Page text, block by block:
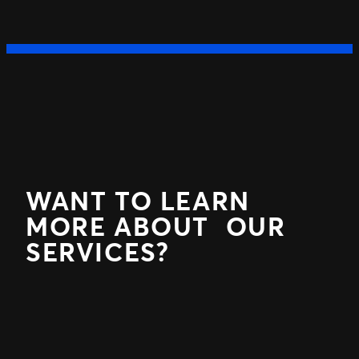
WANT TO LEARN
MORE ABOUT OUR
SERVICES?